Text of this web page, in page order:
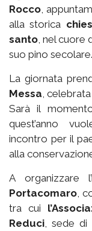
Rocco ,
alla storica
santo , nel cuore
suo pino secolare.
La giornata
Messa ,
Sarà il
quest’anno
incontro per il
alla
A organizzare
Portacomaro ,
tra cui
Reduci , sede